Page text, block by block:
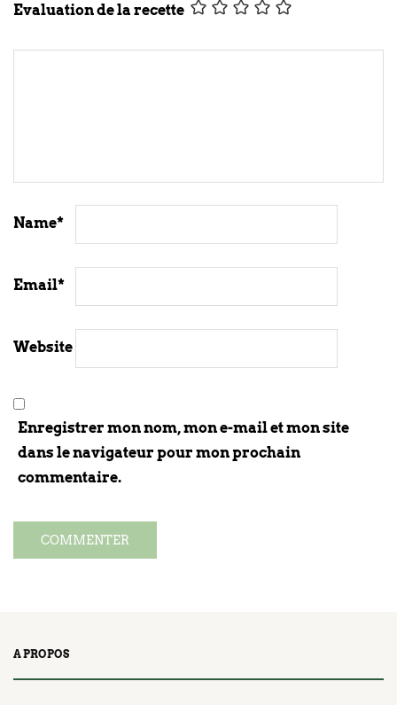
Evaluation de la recette
Name*
Email*
Website
Enregistrer mon nom, mon e-mail et mon site
dans le navigateur pour mon prochain
commentaire.
A PROPOS